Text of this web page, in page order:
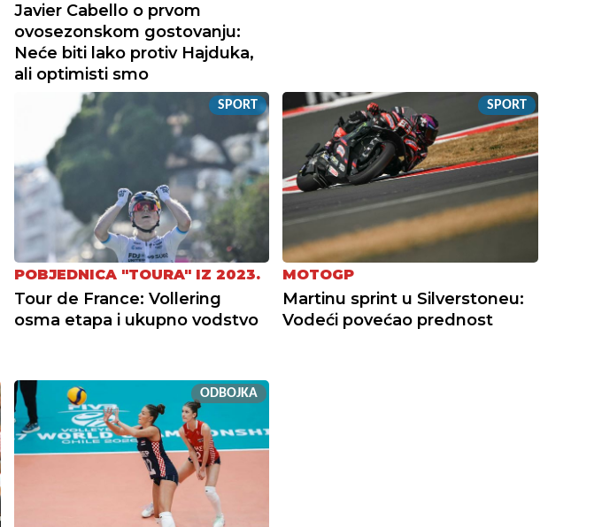
Javier Cabello o prvom
ovosezonskom gostovanju:
Neće biti lako protiv Hajduka,
ali optimisti smo
SPORT
POBJEDNICA "TOURA" IZ 2023.
Tour de France: Vollering
osma etapa i ukupno vodstvo
SPORT
MOTOGP
Martinu sprint u Silverstoneu:
Vodeći povećao prednost
ODBOJKA